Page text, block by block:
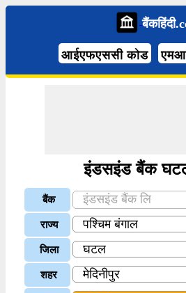
आईएफएससी कोड
इंडसइंड बैंक
बैंक
राज्य
जिला
शहर